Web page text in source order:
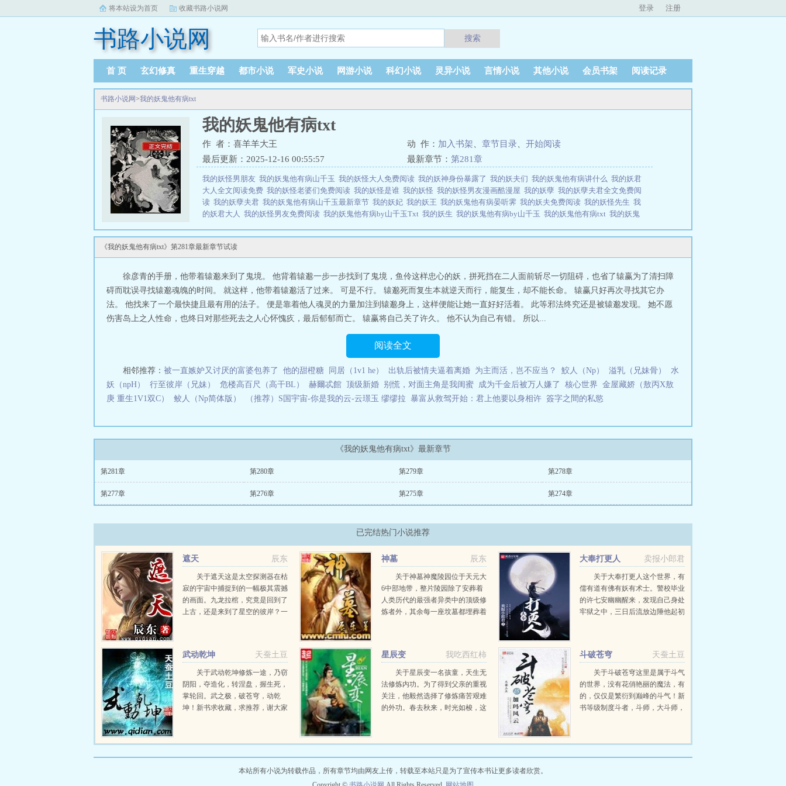
将本站设为首页 收藏书路小说网 登录 注册
书路小说网 搜索
首 页 玄幻修真 重生穿越 都市小说 军史小说 网游小说 科幻小说 灵异小说 言情小说 其他小说 会员书架 阅读记录
书路小说网>我的妖鬼他有病txt
我的妖鬼他有病txt
作 者：喜羊羊大王 动 作： 加入书架 章节目录
开始阅读
最后更新：2025-12-16 00:55:57
最新章节： 第281章
我的妖怪男朋友 我的妖鬼他有病山千玉 我的妖怪大人免费阅读 我的妖神身份暴露了 我的妖夫们 我的妖鬼他有病讲什么 我的妖君
大人全文阅读免费 我的妖怪老婆们免费阅读 我的妖怪是谁 我的妖怪 我的妖怪男友漫画酷漫屋 我的妖孽 我的妖孽夫君全文免费阅
读 我的妖孽夫君 我的妖鬼他有病山千玉最新章节 我的妖妃 我的妖王 我的妖鬼他有病晏听霁 我的妖夫免费阅读 我的妖怪先生 我
的妖君大人 我的妖怪男友免费阅读 我的妖鬼他有病by山千玉Txt 我的妖生 我的妖鬼他有病by山千玉 我的妖鬼他有病txt 我的妖鬼
妖鬼他有病笔趣阁我的妖鬼他有病简介：emsp;emsp;元平七年，于一堆腐鬼血躯之中，王求谙找到了谢只南。emsp;emsp;只一夜，她
成了洧王宫内最受宠的公主。emsp;emsp;却也因此被困于两座宫殿的漫漫长路间，不得自由。emsp;emsp;她灵力低微，是全王宫上下
最需要保护的人，所有人..我的妖鬼他有病
《我的妖鬼他有病txt》第281章最新章节试读
徐彦青的手册，他带着辕邈来到了鬼境。 他背着辕邈一步一步找到了鬼境，鱼伶这样忠心的妖，拼死挡在二人面前斩尽一切阻碍，也省了辕赢为了清扫障
碍而耽误寻找辕邈魂魄的时间。 就这样，他带着辕邈活了过来。 可是不行。 辕邈死而复生本就逆天而行，能复生，却不能长命。 辕赢只好再次寻找其它办
法。 他找来了一个最快捷且最有用的法子。 便是靠着他人魂灵的力量加注到辕邈身上，这样便能让她一直好好活着。 此等邪法终究还是被辕邈发现。 她不愿
伤害岛上之人性命，也终日对那些死去之人心怀愧疚，最后郁郁而亡。 辕赢将自己关了许久。 他不认为自己有错。 所以...
阅读全文
相邻推荐： 被一直嫉妒又讨厌的富婆包养了 他的甜橙糖 同居（1v1 he） 出轨后被情夫逼着离婚 为主而活，岂不应当？ 鮫人（Np） 溢乳（兄妹骨）
水
妖（npH）
行至彼岸（兄妹） 危楼高百尺（高干BL） 赫爾忒館 顶级新婚 别慌，对面主角是我闺蜜 成为千金后被万人嫌了 核心世界 金屋藏娇（敖丙X敖
庚 重生1V1双C）
鲛人（Np简体版） （推荐）S国宇宙-你是我的云-云璟玉 缪缪拉 暴富从救驾开始：君上他要以身相许 簽字之間的私慾
《我的妖鬼他有病txt》最新章节
第281章 第280章 第279章 第278章
第277章 第276章 第275章 第274章
已完结热门小说推荐
辰东
遮天
关于遮天这是太空探测器在枯
寂的宇宙中捕捉到的一幅极其震撼
的画面。九龙拉棺，究竟是回到了
上古，还是来到了星空的彼岸？一
路，踏歌行...
辰东
神墓
关于神墓神魔陵园位于天元大
6中部地带，整片陵园除了安葬着
人类历代的最强者异类中的顶级修
炼者外，其余每一座坟墓都埋葬着
复活而出，望...
卖报小郎君
大奉打更人
关于大奉打更人这个世界，有
儒有道有佛有妖有术士。警校毕业
的许七安幽幽醒来，发现自己身处
牢狱之中，三日后流放边陲他起初
天蚕土豆
武动乾坤
关于武动乾坤修炼一途，乃窃
阴阳，夺造化，转涅盘，握生死，
掌轮回。武之极，破苍穹，动乾
坤！新书求收藏，求推荐，谢大家
我吃西红柿
星辰变
关于星辰变一名孩童，天生无
法修炼内功。为了得到父亲的重视
关注，他毅然选择了修炼痛苦艰难
的外功。春去秋来，时光如梭，这
的神秘晶石流星泪。这颗流星泪在
天蚕土豆
斗破苍穹
关于斗破苍穹这里是属于斗气
的世界，没有花俏艳丽的魔法，有
的，仅仅是繁衍到巅峰的斗气！新
书等级制度斗者，斗师，大斗师，
在发展到巅峰之后...
本站所有小说为转载作品，所有章节均由网友上传，转载至本站只是为了宣传本书让更多读者欣赏。